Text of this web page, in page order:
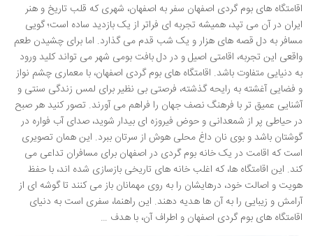
اقامتگاه های بوم گردی اصفهان سفر به اصفهان، شهری که قلب تاریخ و هنر
ایران در آن می تپد، همیشه تجربه ای فراتر از یک بازدید ساده است؛ گویی
مسافر به دل قصه های هزار و یک شب قدم می گذارد. اما برای چشیدن طعم
واقعی این تجربه، اقامتی اصیل و در دل بافت بومی شهر می تواند کلید ورود
به دنیایی متفاوت باشد. اقامتگاه های بوم گردی اصفهان، با معماری چشم نواز
و فضایی آغشته به رایحه گذشته، فرصتی بی نظیر برای لمس زندگی سنتی و
آشنایی عمیق تر با فرهنگ نصف جهان را فراهم می آورند. تصور کنید هر صبح
در حیاطی پر از شمعدانی و حوض فیروزه ای بیدار شوید، صدای آب فواره در
گوشتان باشد و بوی نان داغ محلی هوش از سرتان ببرد. این همان تصویری
است که اقامت در یک خانه بوم گردی در اصفهان برای مسافران تداعی می
کند. این اقامتگاه ها، که اغلب خانه های تاریخی بازسازی شده اند، با حفظ
هویت و اصالت خود، درهایشان را به روی مهمانان باز می کنند تا گوشه ای از
آرامش و زیبایی را به آن ها هدیه دهند. این راهنما، سفری است به دنیای
اقامتگاه های بوم گردی اصفهان و اطراف آن، با هدف …